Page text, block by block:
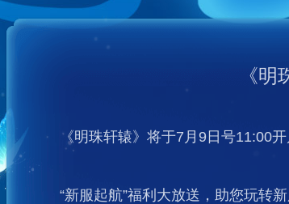
《
《明珠轩辕》将于7月9日号11:00
“新服起航”福利大放送，助您玩转新